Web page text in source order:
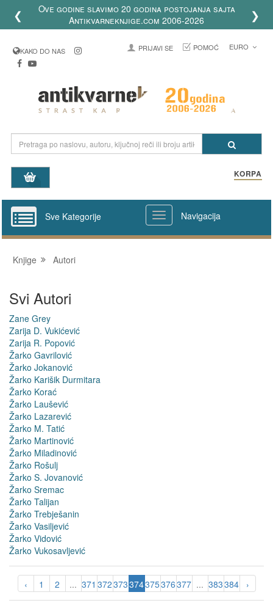
❮
Ove godine slavimo 20 godina postojanja sajta
Antikvarneknjige.com 2006-2026
❯
KAKO DO NAS PRIJAVI SE POMOĆ EURO
KORPA
Sve Kategorije Navigacija
Knjige Autori
Svi Autori
Zane Grey
Zarija D. Vukićević
Zarija R. Popović
Žarko Gavrilović
Žarko Jokanović
Žarko Karišik Durmitara
Žarko Korać
Žarko Laušević
Žarko Lazarević
Žarko M. Tatić
Žarko Martinović
Žarko Miladinović
Žarko Rošulj
Žarko S. Jovanović
Žarko Sremac
Žarko Talijan
Žarko Trebješanin
Žarko Vasiljević
Žarko Vidović
Žarko Vukosavljević
‹ 1 2 ... 371 372373374375376377 ... 383384 ›